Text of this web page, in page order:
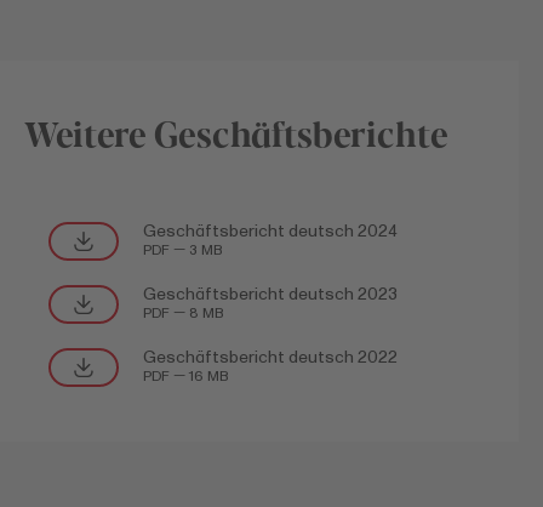
Weitere Geschäftsberichte
Geschäftsbericht deutsch 2024
PDF — 3 MB
Geschäftsbericht deutsch 2023
PDF — 8 MB
Geschäftsbericht deutsch 2022
PDF — 16 MB